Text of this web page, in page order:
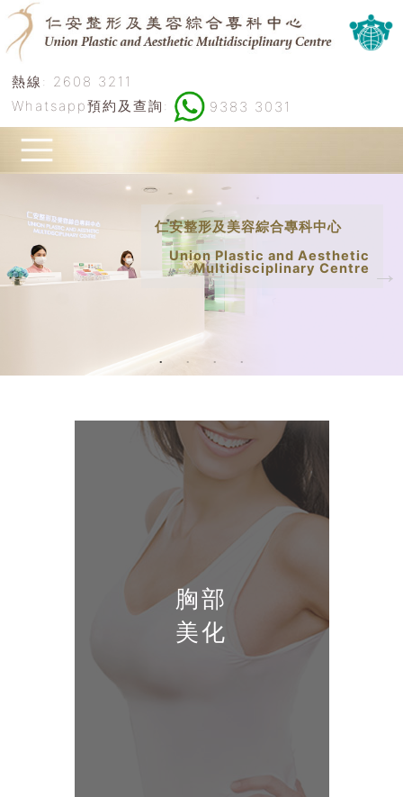
熱線: 2608 3211
Whatsapp預約及查詢:
9383 3031
仁安整形及美容綜合專科中心
Union Plastic and Aesthetic
Multidisciplinary Centre
胸部
美化